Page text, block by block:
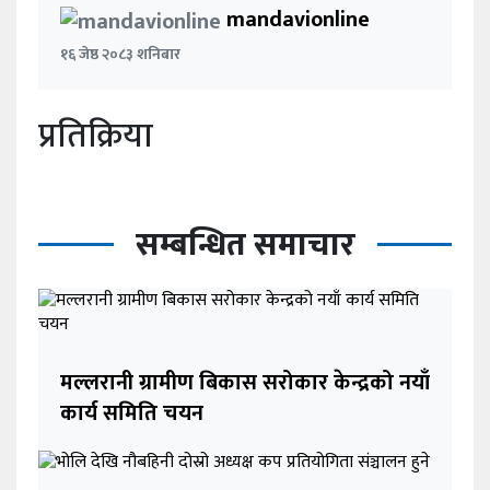
mandavionline
१६ जेष्ठ २०८३ शनिबार
प्रतिक्रिया
सम्बन्धित समाचार
मल्लरानी ग्रामीण बिकास सरोकार केन्द्रको नयाँ
कार्य समिति चयन